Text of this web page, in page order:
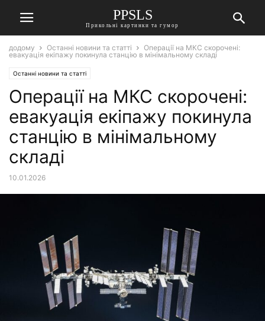
PPSLS
Прикольні картинки та гумор
додому Останні новини та статті
Операції на МКС скорочені:
евакуація екіпажу покинула станцію в мінімальному складі
Останні новини та статті
Операції на МКС скорочені:
евакуація екіпажу покинула
станцію в мінімальному
складі
10.01.2026